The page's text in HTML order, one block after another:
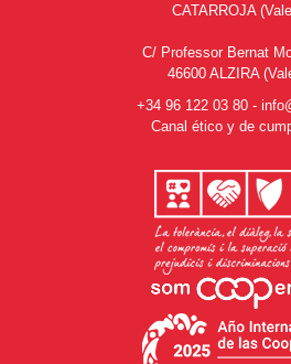
CATARROJA
C/ Professor Bernat
46600 ALZIRA
+34 96 122 03 80 -
Canal ético y de